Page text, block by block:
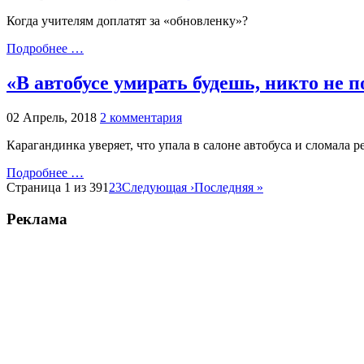
Когда учителям доплатят за «обновленку»?
Подробнее …
«В автобусе умирать будешь, никто не
02 Апрель, 2018 2 комментария
Карагандинка уверяет, что упала в салоне автобуса и сломала
Подробнее …
Страница 1 из 391 23Следующая ›Последняя »
Реклама